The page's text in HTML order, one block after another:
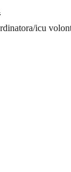
icu